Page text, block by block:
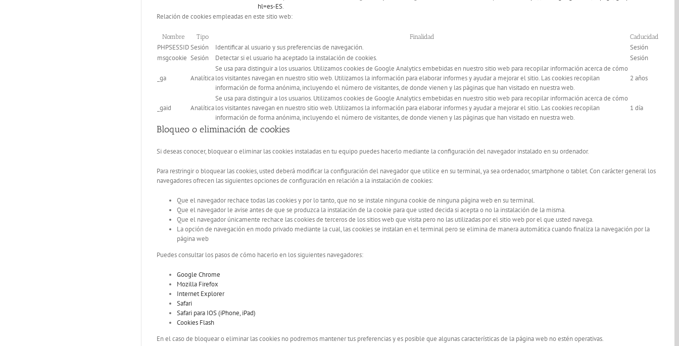
hl=es-ES.
Relación de cookies empleadas en este sitio web:
Nombre Tipo Finalidad Caducidad
PHPSESSIDSesión Identificar al usuario y sus preferencias de navegación.
Sesión
msgcookie Sesión Detectar si el usuario ha aceptado la instalación de cookies. Sesión
_ga Analítica
Se usa para distinguir a los usuarios. Utilizamos cookies de Google Analytics embebidas en nuestro sitio web para recopilar información acerca de cómo
los visitantes navegan en nuestro sitio web. Utilizamos la información para elaborar informes y ayudar a mejorar el sitio. Las cookies recopilan
información de forma anónima, incluyendo el número de visitantes, de donde vienen y las páginas que han visitado en nuestra web.
2 años
_gaid Analítica
Se usa para distinguir a los usuarios. Utilizamos cookies de Google Analytics embebidas en nuestro sitio web para recopilar información acerca de cómo
los visitantes navegan en nuestro sitio web. Utilizamos la información para elaborar informes y ayudar a mejorar el sitio. Las cookies recopilan
información de forma anónima, incluyendo el número de visitantes, de donde vienen y las páginas que han visitado en nuestra web.
1 día
Bloqueo o eliminación de cookies
Si deseas conocer, bloquear o eliminar las cookies instaladas en tu equipo puedes hacerlo mediante la configuración del navegador instalado en su ordenador.
Para restringir o bloquear las cookies, usted deberá modificar la configuración del navegador que utilice en su terminal, ya sea ordenador, smartphone o tablet. Con carácter general los
navegadores ofrecen las siguientes opciones de configuración en relación a la instalación de cookies:
Que el navegador rechace todas las cookies y por lo tanto, que no se instale ninguna cookie de ninguna página web en su terminal.
Que el navegador le avise antes de que se produzca la instalación de la cookie para que usted decida si acepta o no la instalación de la misma.
Que el navegador únicamente rechace las cookies de terceros de los sitios web que visita pero no las utilizadas por el sitio web por el que usted navega.
La opción de navegación en modo privado mediante la cual, las cookies se instalan en el terminal pero se elimina de manera automática cuando finaliza la navegación por la
página web
Puedes consultar los pasos de cómo hacerlo en los siguientes navegadores:
Google Chrome
Mozilla Firefox
Internet Explorer
Safari
Safari para IOS (iPhone, iPad)
Cookies Flash
En el caso de bloquear o eliminar las cookies no podremos mantener tus preferencias y es posible que algunas características de la página web no estén operativas.